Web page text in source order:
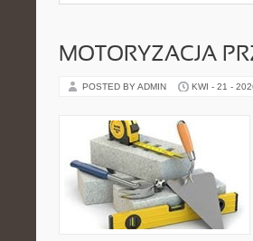
MOTORYZACJA
POSTED BY ADMIN KWI - 21 -